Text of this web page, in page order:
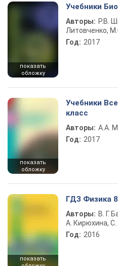
показать
обложку
Учебники
Авторы: Р.В.
Литовченко,
Год: 2017
показать
обложку
Учебники
класс
Авторы: А.А.
Год: 2017
показать
ГДЗ Физика
Авторы: В. Г.
А. Кирюхина,
Год: 2016